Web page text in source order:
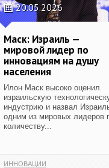
20.05.2026
Маск: Израиль —
мировой лидер по
инновациям на душу
населения
Илон Маск высоко оценил
израильскую
индустрию и назвал
одним из мировых лидеров
количеству...
ИННОВАЦИИ